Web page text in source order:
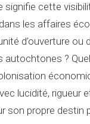
signifie cette
les affaires
d’ouverture ou
?
lucidité, rigueur
son propre destin